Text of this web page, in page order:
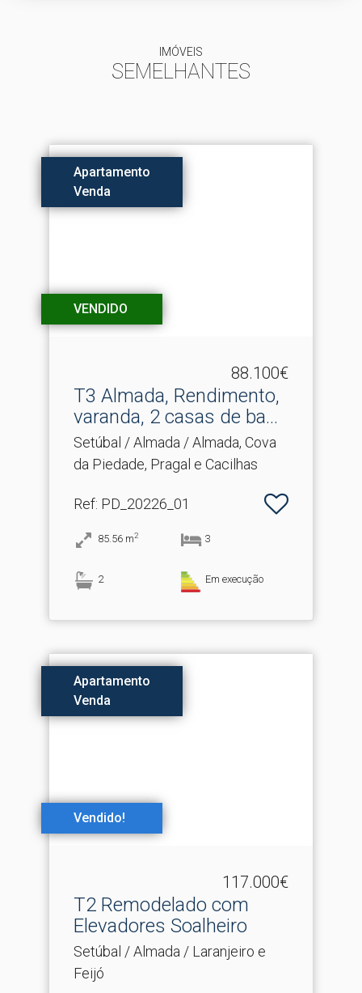
IMÓVEIS
SEMELHANTES
Apartamento
Venda
VENDIDO
88.100€
T3 Almada, Rendimento,
varanda, 2 casas de ba.​..
Setúbal / Almada / Almada, Cova
da Piedade, Pragal e Cacilhas
Ref: PD_20226_01
85.56 m2 3
2 Em execução
Apartamento
Venda
Vendido!
117.000€
T2 Remodelado com
Elevadores Soalheiro
Setúbal / Almada / Laranjeiro e
Feijó